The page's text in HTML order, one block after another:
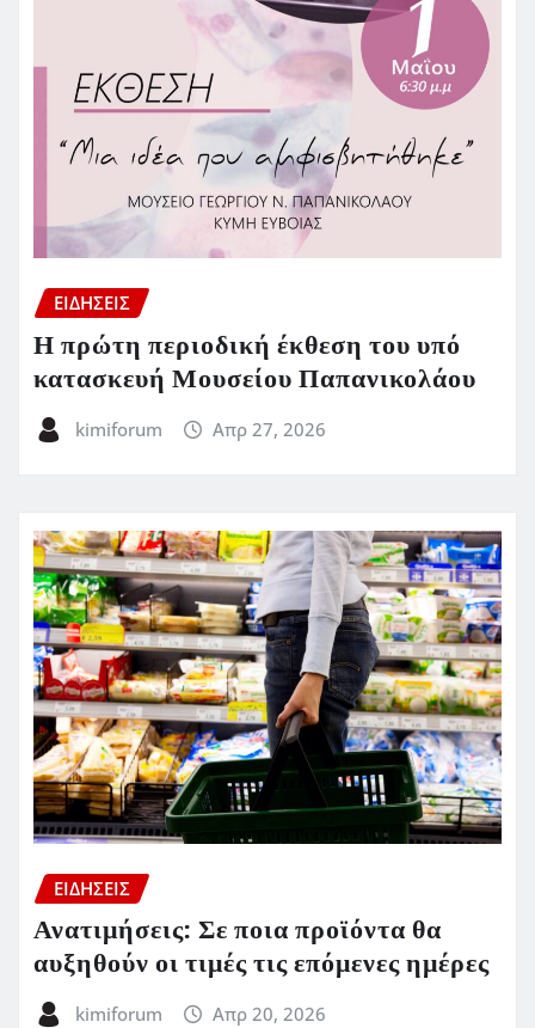
ΕΙΔΗΣΕΙΣ
Η πρώτη περιοδική έκθεση του υπό
κατασκευή Μουσείου Παπανικολάου
kimiforum Απρ 27, 2026
ΕΙΔΗΣΕΙΣ
Ανατιμήσεις: Σε ποια προϊόντα θα
αυξηθούν οι τιμές τις επόμενες ημέρες
kimiforum Απρ 20, 2026